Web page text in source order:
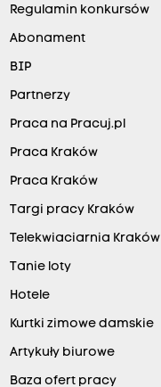
Regulamin konkursów
Abonament
BIP
Partnerzy
Praca na Pracuj.pl
Praca Kraków
Praca Kraków
Targi pracy Kraków
Telekwiaciarnia Kraków
Tanie loty
Hotele
Kurtki zimowe damskie
Artykuły biurowe
Baza ofert pracy